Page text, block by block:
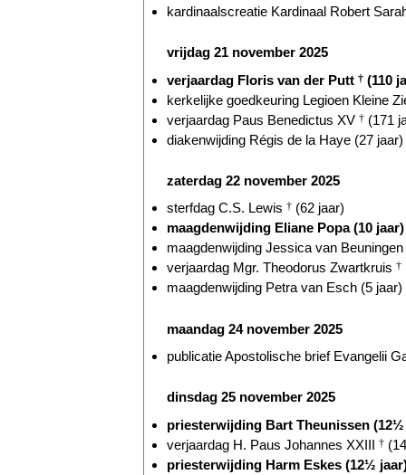
kardinaalscreatie Kardinaal Robert
vrijdag 21 november 2025
verjaardag Floris van der Putt † (110
kerkelijke goedkeuring Legioen Kleine
verjaardag Paus Benedictus XV † (171
diakenwijding Régis de la Haye (27 jaar)
zaterdag 22 november 2025
sterfdag C.S. Lewis † (62 jaar)
maagdenwijding Eliane Popa (10 jaar)
maagdenwijding Jessica van
verjaardag Mgr. Theodorus Zwartkruis †
maagdenwijding Petra van Esch (5 jaar)
maandag 24 november 2025
publicatie Apostolische brief Evangelii
dinsdag 25 november 2025
priesterwijding Bart Theunissen (12½
verjaardag H. Paus Johannes XXIII †
priesterwijding Harm Eskes (12½